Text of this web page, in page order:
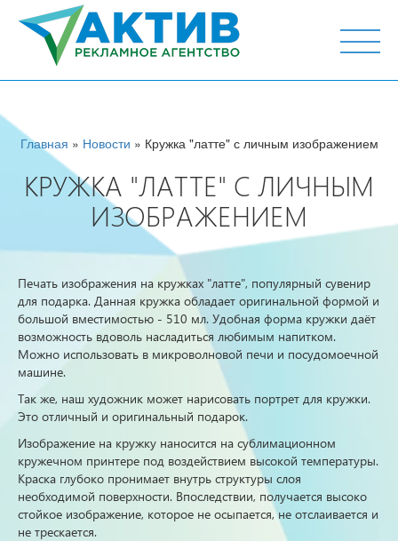
г. Тюмень, ул. М.Горького 44, офис 204
Главная » Новости » Кружка "латте" с личным изображением
КРУЖКА "ЛАТТЕ" С ЛИЧНЫМ
ИЗОБРАЖЕНИЕМ
Печать изображения на кружках "латте", популярный сувенир
для подарка. Данная кружка обладает оригинальной формой и
большой вместимостью - 510 мл. Удобная форма кружки даёт
возможность вдоволь насладиться любимым напитком.
Можно использовать в микроволновой печи и посудомоечной
машине.
Так же, наш художник может нарисовать портрет для кружки.
Это отличный и оригинальный подарок.
Изображение на кружку наносится на сублимационном
кружечном принтере под воздействием высокой температуры.
Краска глубоко пронимает внутрь структуры слоя
необходимой поверхности. Впоследствии, получается высоко
стойкое изображение, которое не осыпается, не отслаивается и
не трескается.